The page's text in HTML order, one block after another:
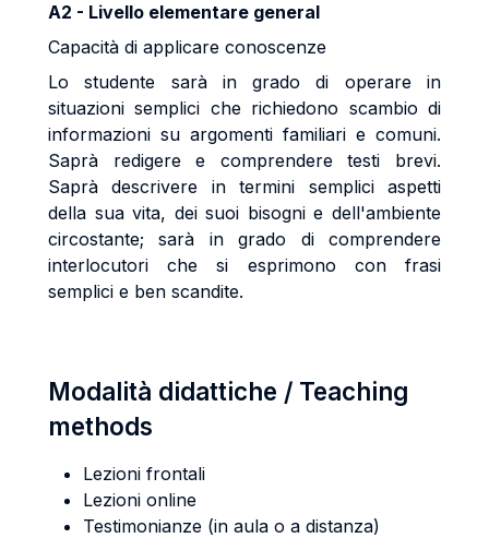
A2 - Livello elementare general
Capacità di applicare conoscenze
Lo studente sarà in grado di operare in
situazioni semplici che richiedono scambio di
informazioni su argomenti familiari e comuni.
Saprà redigere e comprendere testi brevi.
Saprà descrivere in termini semplici aspetti
della sua vita, dei suoi bisogni e dell'ambiente
circostante; sarà in grado di comprendere
interlocutori che si esprimono con frasi
semplici e ben scandite.
Modalità didattiche / Teaching
methods
Lezioni frontali
Lezioni online
Testimonianze (in aula o a distanza)